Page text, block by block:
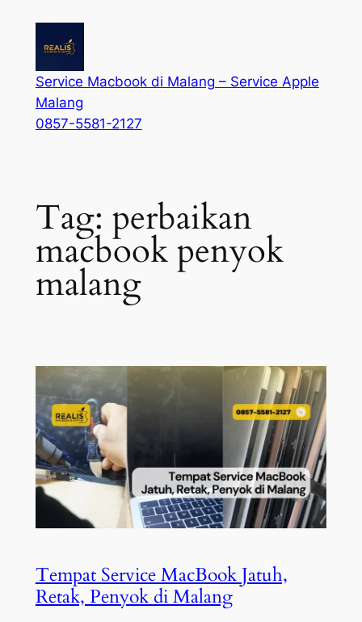
Service Macbook di Malang – Service Apple
Malang
0857-5581-2127
Tag: perbaikan
macbook penyok
malang
Tempat Service MacBook Jatuh,
Retak, Penyok di Malang